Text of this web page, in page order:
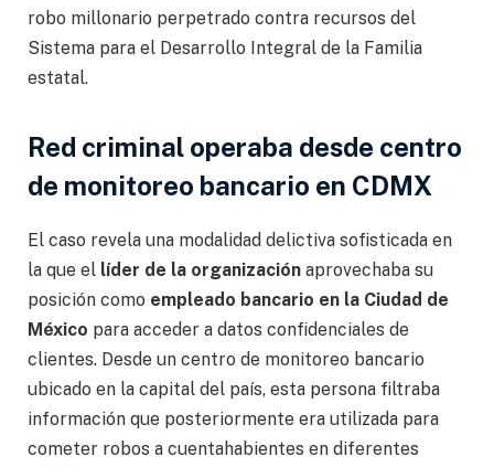
robo millonario perpetrado contra recursos del
Sistema para el Desarrollo Integral de la Familia
estatal.
Red criminal operaba desde centro
de monitoreo bancario en CDMX
El caso revela una modalidad delictiva sofisticada en
la que el líder de la organización aprovechaba su
posición como empleado bancario en la Ciudad de
México para acceder a datos confidenciales de
clientes. Desde un centro de monitoreo bancario
ubicado en la capital del país, esta persona filtraba
información que posteriormente era utilizada para
cometer robos a cuentahabientes en diferentes